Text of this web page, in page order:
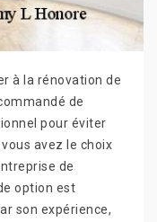
à la rénovation de
de
pour éviter
avez le choix
de
option est
son expérience,